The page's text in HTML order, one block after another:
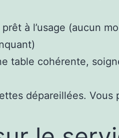
à l’usage (aucun
table cohérente,
dépareillées.